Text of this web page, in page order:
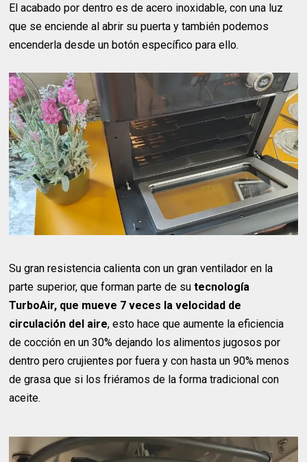
El acabado por dentro es de acero inoxidable, con una luz
que se enciende al abrir su puerta y también podemos
encenderla desde un botón específico para ello.
Su gran resistencia calienta con un gran ventilador en la
parte superior, que forman parte de sutecnología
TurboAir, que mueve 7 veces la velocidad de
circulación del aire, esto hace que aumente la eficiencia
de cocción en un 30% dejando los alimentos jugosos por
dentro pero crujientes por fuera y con hasta un 90% menos
de grasa que si los friéramos de la forma tradicional con
aceite.